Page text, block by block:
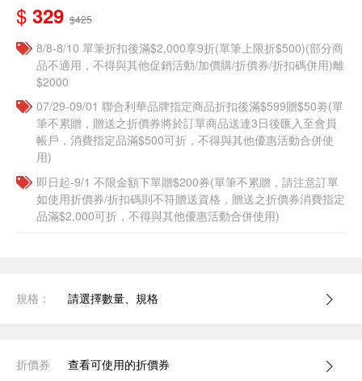
$ 329 $425
8/8-8/10 單筆折扣後滿$2,000享9折(單筆上限折$500)(部分商
品不適用，不得與其他促銷活動/加價購/折價券/折扣碼併用)離
$2000
07/29-09/01 聯合利華品牌指定商品折扣後滿$599贈$50劵(單
筆不累贈，贈送之折價券將於訂單商品送達3日後匯入至會員
帳戶，消費指定品滿$500可折，不得與其他優惠活動合併使
用)
即日起-9/1 不限金額下單贈$200券(單筆不累贈，請注意訂單
如使用折價券/折扣碼則不符贈送資格，贈送之折價券消費指定
品滿$2,000可折，不得與其他優惠活動合併使用)
規格： 請選擇數量、規格
折價券 查看可使用的折價券